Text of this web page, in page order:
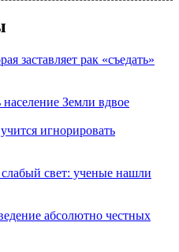
заставляет рак «съедать»
Земли вдвое
игнорировать
свет: ученые нашли
абсолютно честных